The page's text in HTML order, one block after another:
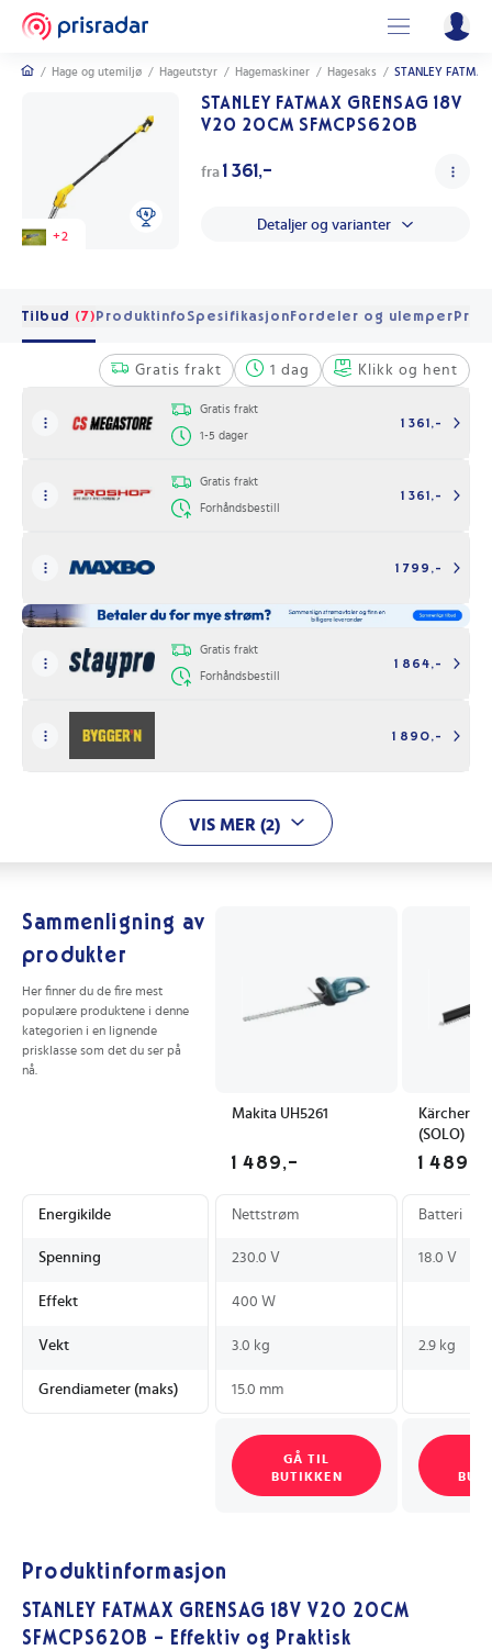
/ Hage og utemiljø / Hageutstyr / Hagemaskiner / Hagesaks / STANLEY
+2
STANLEY FATMAX GRENSAG 18V
V20 20CM SFMCPS620B
fra 1 361,-
Detaljer og varianter
Tilbud (7)Produktinfo SpesifikasjonFordeler og ulemperPris
Gratis frakt 1 dag Klikk og hent
Gratis frakt
1-5 dager
1 361,-
Gratis frakt
Forhåndsbestill
1 361,-
1 799,-
Gratis frakt
Forhåndsbestill
1 864,-
1 890,-
VIS MER (2)
Sammenligning av
produkter
Her finner du de fire mest
populære produktene i denne
kategorien i en lignende
prisklasse som det du ser på
nå.
Makita UH5261
1 489,-
Kärcher
(SOLO)
1 489,-
Energikilde Nettstrøm Batteri
Spenning 230.0 V 18.0 V
Effekt 400 W
Vekt 3.0 kg 2.9 kg
Grendiameter (maks) 15.0 mm
GÅ TIL
BUTIKKEN
Produktinformasjon
STANLEY FATMAX GRENSAG 18V V20 20CM
SFMCPS620B - Effektiv og Praktisk